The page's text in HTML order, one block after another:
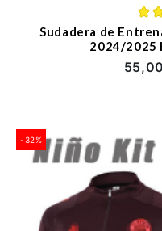
Sudadera de
2024/2025
-32%